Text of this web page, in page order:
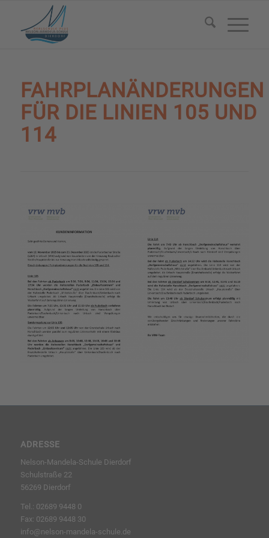
FAHRPLANÄNDERUNGEN
FÜR DIE LINIEN 105 UND
114
ADRESSE
Nelson-Mandela-Schule Dierdorf
Schulstraße 22
56269 Dierdorf
Tel.: 02689 9448 0
Fax: 02689 9448 30
info@nelson-mandela-schule.de